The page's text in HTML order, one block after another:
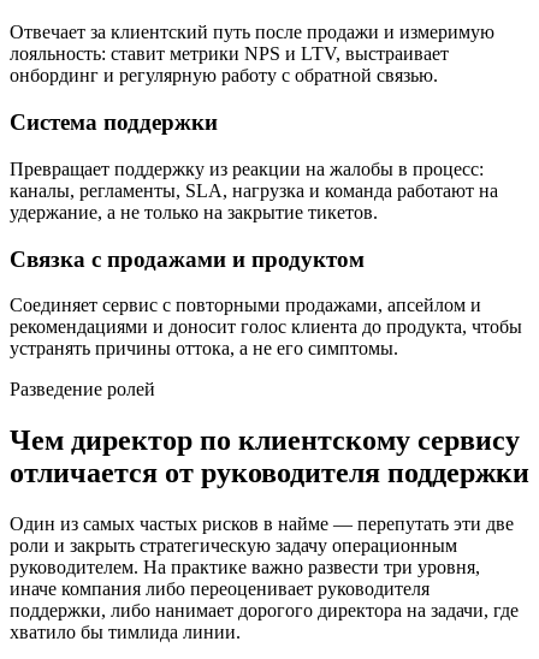
Отвечает за клиентский путь после продажи и измеримую
лояльность: ставит метрики NPS и LTV, выстраивает
онбординг и регулярную работу с обратной связью.
Система поддержки
Превращает поддержку из реакции на жалобы в процесс:
каналы, регламенты, SLA, нагрузка и команда работают на
удержание, а не только на закрытие тикетов.
Связка с продажами и продуктом
Соединяет сервис с повторными продажами, апсейлом и
рекомендациями и доносит голос клиента до продукта, чтобы
устранять причины оттока, а не его симптомы.
Разведение ролей
Чем директор по клиентскому сервису
отличается от руководителя поддержки
Один из самых частых рисков в найме — перепутать эти две
роли и закрыть стратегическую задачу операционным
руководителем. На практике важно развести три уровня,
иначе компания либо переоценивает руководителя
поддержки, либо нанимает дорогого директора на задачи, где
хватило бы тимлида линии.